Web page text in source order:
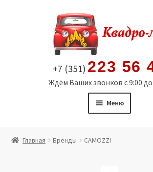
содержимому
+7 (351) 223 56
Ждём Ваших звонков с 9:00 до
Меню
Главная Бренды CAMOZZI